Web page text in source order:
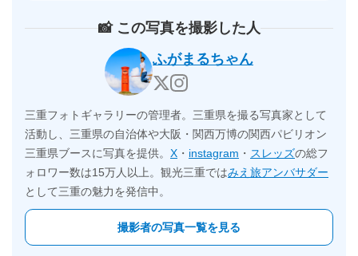
📸 この写真を撮影した人
ふがまるちゃん
三重フォトギャラリーの管理者。三重県を撮る写真家として
活動し、三重県の自治体や大阪・関西万博の関西パビリオン
三重県ブースに写真を提供。 X ・ instagram ・ スレッズの総フ
ォロワー数は15万人以上。観光三重ではみえ旅アンバサダー
として三重の魅力を発信中。
撮影者の写真一覧を見る